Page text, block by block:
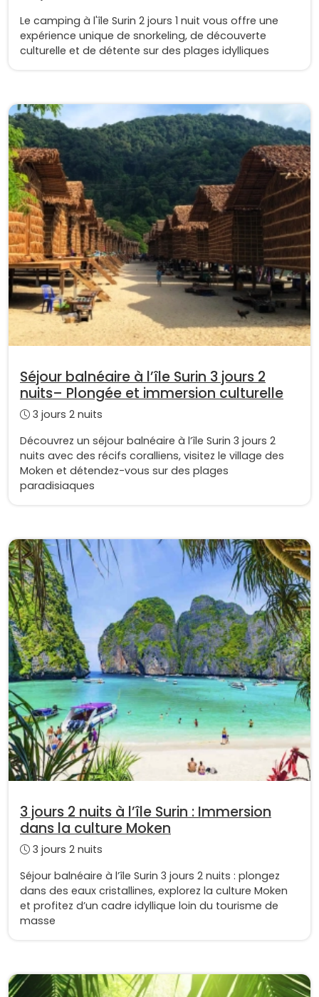
Le camping à l'île Surin 2 jours 1 nuit vous offre une
expérience unique de snorkeling, de découverte
culturelle et de détente sur des plages idylliques
Séjour balnéaire à l’île Surin 3 jours 2
nuits– Plongée et immersion culturelle
3 jours 2 nuits
Découvrez un séjour balnéaire à l’île Surin 3 jours 2
nuits avec des récifs coralliens, visitez le village des
Moken et détendez-vous sur des plages
paradisiaques
3 jours 2 nuits à l’île Surin : Immersion
dans la culture Moken
3 jours 2 nuits
Séjour balnéaire à l’île Surin 3 jours 2 nuits : plongez
dans des eaux cristallines, explorez la culture Moken
et profitez d’un cadre idyllique loin du tourisme de
masse